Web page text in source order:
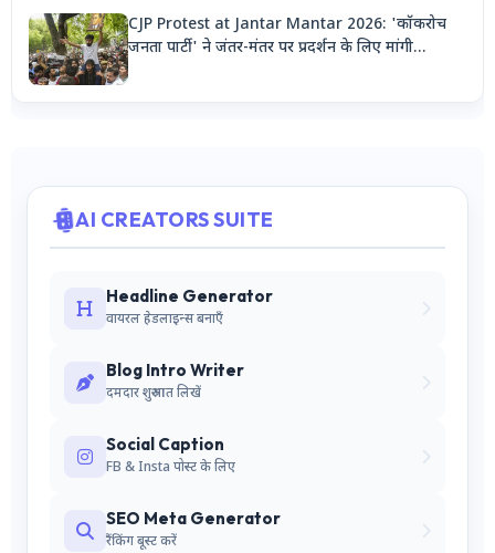
CJP Protest at Jantar Mantar 2026: 'कॉकरोच
जनता पार्टी' ने जंतर-मंतर पर प्रदर्शन के लिए मांगी
AI CREATORS SUITE
Headline Generator
वायरल हेडलाइन्स बनाएँ
Blog Intro Writer
दमदार शुरुआत लिखें
Social Caption
FB & Insta पोस्ट के लिए
SEO Meta Generator
रैंकिंग बूस्ट करें